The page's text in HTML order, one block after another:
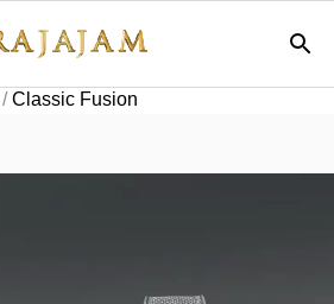
/Classic Fusion